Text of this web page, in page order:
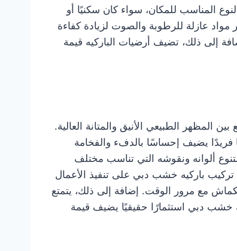
المناسب للمكان، سواء كان سكنيًا أو
عازلة للرطوبة والصوت لزيادة كفاءة
إلى ذلك، تضيف أرضيات الباركيه قيمة
الطبيعي الأنيق والمتانة العالية.
فريدًا يضيف إحساسًا بالدفء والفخامة
ألوانه ونقوشه التي تناسب مختلف
تركيب باركيه خشب دبي على تنفيذ الأعمال
مع مرور الوقت. إضافة إلى ذلك، يتمتع
خشب دبي استثمارًا حقيقيًا يضيف قيمة